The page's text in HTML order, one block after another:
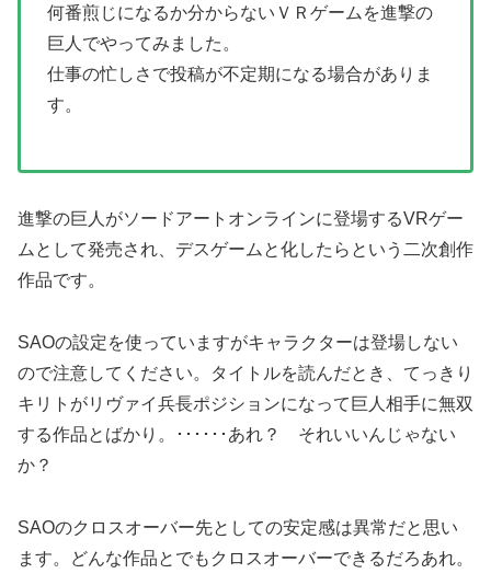
何番煎じになるか分からないＶＲゲームを進撃の
巨人でやってみました。
仕事の忙しさで投稿が不定期になる場合がありま
す。
進撃の巨人がソードアートオンラインに登場するVRゲー
ムとして発売され、デスゲームと化したらという二次創作
作品です。
SAOの設定を使っていますがキャラクターは登場しない
ので注意してください。タイトルを読んだとき、てっきり
キリトがリヴァイ兵長ポジションになって巨人相手に無双
する作品とばかり。･･････あれ？ それいいんじゃない
か？
SAOのクロスオーバー先としての安定感は異常だと思い
ます。どんな作品とでもクロスオーバーできるだろあれ。